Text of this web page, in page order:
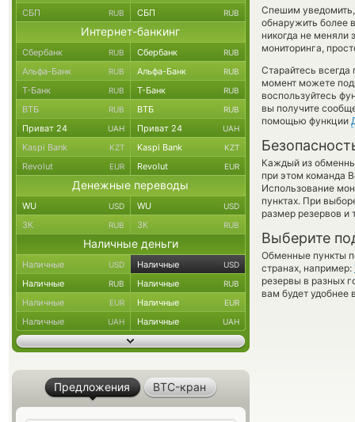
Спешим
обнаружить более
никогда не меняли
мониторинга,
Старайтесь
момент можете
воспользуйтесь
вы получите
помощью функции
Каждый из
при этом команда
Использование
пунктах. При
размер резервов и
Выберите
Обменные пункты
странах, например:
резервы в разных
вам будет удобнее
СБП RUB СБП RUB
Интернет-банкинг
Сбербанк RUB Сбербанк RUB
Альфа-Банк RUB Альфа-Банк RUB
Т-Банк RUB Т-Банк RUB
ВТБ RUB ВТБ RUB
Приват 24 UAH Приват 24 UAH
Kaspi Bank KZT Kaspi Bank KZT
Revolut EUR Revolut EUR
Денежные переводы
WU USD WU USD
ЗК RUB ЗК RUB
Наличные деньги
Наличные USD Наличные USD
Наличные RUB Наличные RUB
Наличные EUR Наличные EUR
Наличные UAH Наличные UAH
Предложения BTC-кран